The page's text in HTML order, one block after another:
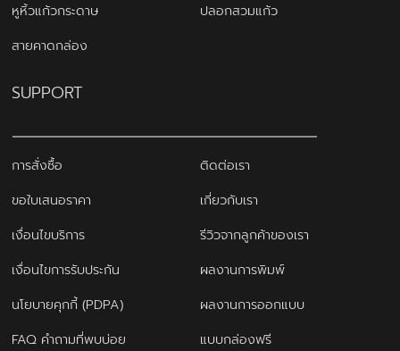
หูหิ้วแก้วกระดาษ
ปลอกสวมแก้ว
สายคาดกล่อง
SUPPORT
การสั่งซื้อ
ติดต่อเรา
ขอใบเสนอราคา
เกี่ยวกับเรา
เงื่อนไขบริการ
รีวิวจากลูกค้าของเรา
เงื่อนไขการรับประกัน
ผลงานการพิมพ์
นโยบายคุกกี้ (PDPA)
ผลงานการออกแบบ
FAQ คำถามที่พบบ่อย
แบบกล่องฟรี